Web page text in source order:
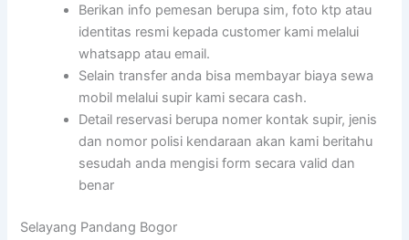
Berikan info pemesan berupa sim, foto ktp atau
identitas resmi kepada customer kami melalui
whatsapp atau email.
Selain transfer anda bisa membayar biaya sewa
mobil melalui supir kami secara cash.
Detail reservasi berupa nomer kontak supir, jenis
dan nomor polisi kendaraan akan kami beritahu
sesudah anda mengisi form secara valid dan
benar
Selayang Pandang Bogor